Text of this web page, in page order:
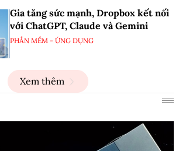
Gia tăng sức mạnh, Dropbox kết nối
với ChatGPT, Claude và Gemini
PHẦN MỀM - ỨNG DỤNG
Xem thêm